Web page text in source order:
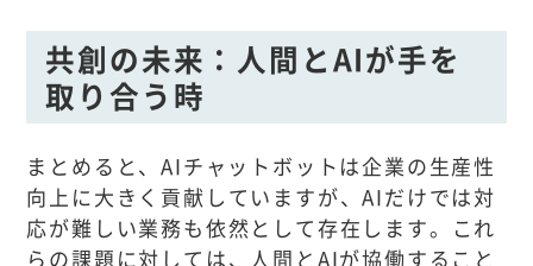
共創の未来：人間とAIが手を
取り合う時
まとめると、AIチャットボットは企業の生産性
向上に大きく貢献していますが、AIだけでは対
応が難しい業務も依然として存在します。これ
らの課題に対しては、人間とAIが協働すること